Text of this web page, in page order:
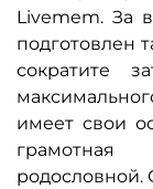
Livemem. За
подготовлен
сократите
имеет свои
грамотная
родословной.